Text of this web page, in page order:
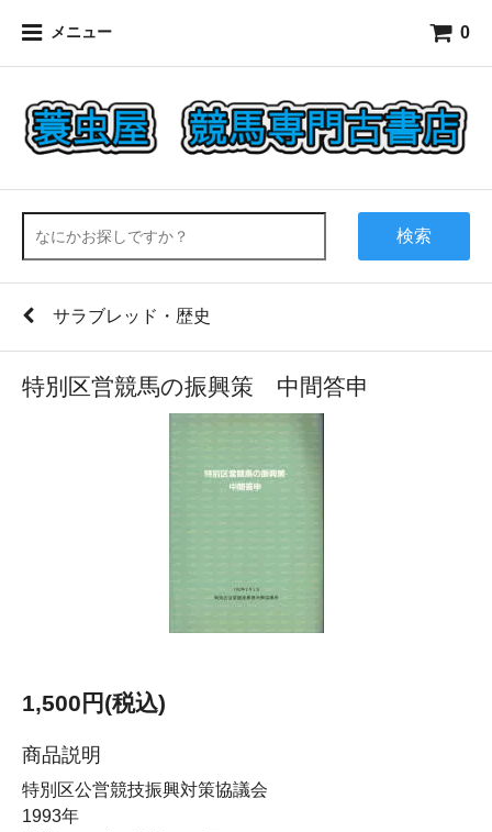
メニュー 0
検索
サラブレッド・歴史
特別区営競馬の振興策 中間答申
1,500円(税込)
商品説明
特別区公営競技振興対策協議会
1993年